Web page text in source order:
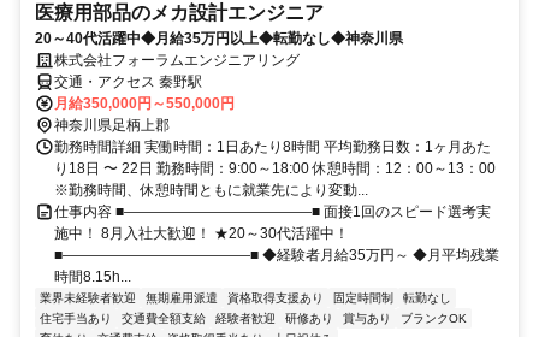
医療用部品のメカ設計エンジニア
20～40代活躍中◆月給35万円以上◆転勤なし◆神奈川県
株式会社フォーラムエンジニアリング
交通・アクセス 秦野駅
月給350,000円～550,000円
神奈川県足柄上郡
勤務時間詳細 実働時間：1日あたり8時間 平均勤務日数：1ヶ月あた
り18日 〜 22日 勤務時間：9:00～18:00 休憩時間：12：00～13：00
※勤務時間、休憩時間ともに就業先により変動...
仕事内容 ■―――――――――――――■ 面接1回のスピード選考実
施中！ 8月入社大歓迎！ ★20～30代活躍中！
■―――――――――――――■ ◆経験者月給35万円～ ◆月平均残業
時間8.15h...
業界未経験者歓迎 無期雇用派遣 資格取得支援あり 固定時間制
転勤なし
住宅手当あり
交通費全額支給 経験者歓迎 研修あり 賞与あり
ブランクOK